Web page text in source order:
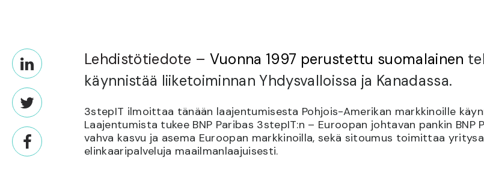
Lehdistötiedote – Vuonna 1997 perustettu suomalainen
käynnistää liiketoiminnan Yhdysvalloissa ja Kanadassa.
3stepIT ilmoittaa tänään laajentumisesta Pohjois-Amerikan markkinoille
Laajentumista tukee BNP Paribas 3stepIT:n – Euroopan johtavan pankin
vahva kasvu ja asema Euroopan markkinoilla, sekä sitoumus toimittaa
elinkaaripalveluja maailmanlaajuisesti.